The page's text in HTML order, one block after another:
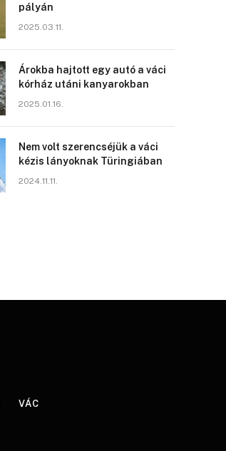
pályán
2025.03.11.
Árokba hajtott egy autó a váci
kórház utáni kanyarokban
2025.01.16.
Nem volt szerencséjük a váci
kézis lányoknak Türingiában
2024.11.11.
VÁC